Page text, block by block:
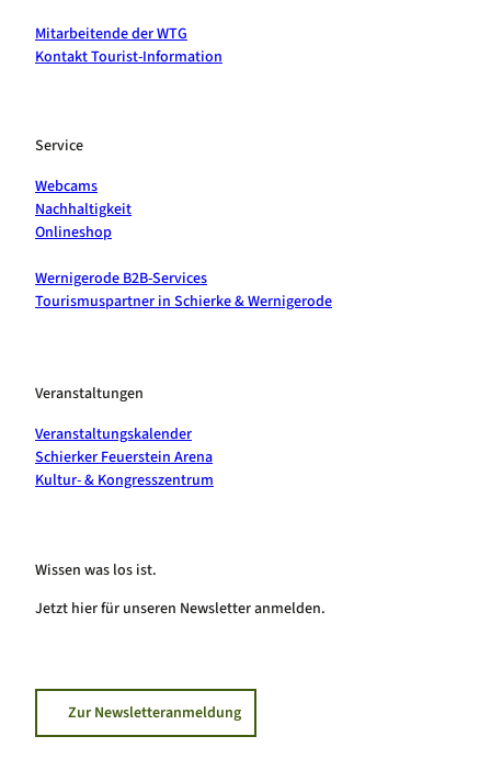
Mitarbeitende der WTG
Kontakt Tourist-Information
Service
Webcams
Nachhaltigkeit
Onlineshop
Wernigerode B2B-Services
Tourismuspartner in Schierke & Wernigerode
Veranstaltungen
Veranstaltungskalender
Schierker Feuerstein Arena
Kultur- & Kongresszentrum
Wissen was los ist.
Jetzt hier für unseren Newsletter anmelden.
Zur Newsletteranmeldung